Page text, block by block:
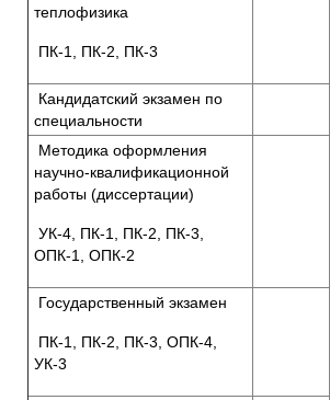
теплофизика
ПК-1, ПК-2, ПК-3
Кандидатский экзамен по
специальности
Методика оформления
научно-квалификационной
работы (диссертации)
УК-4, ПК-1, ПК-2, ПК-3,
ОПК-1, ОПК-2
Государственный экзамен
ПК-1, ПК-2, ПК-3, ОПК-4,
УК-3